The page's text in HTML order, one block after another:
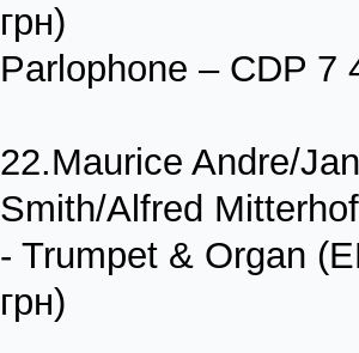
грн)
Parlophone – CDP 7
22.Maurice Andre/
Smith/Alfred
- Trumpet & Organ
грн)